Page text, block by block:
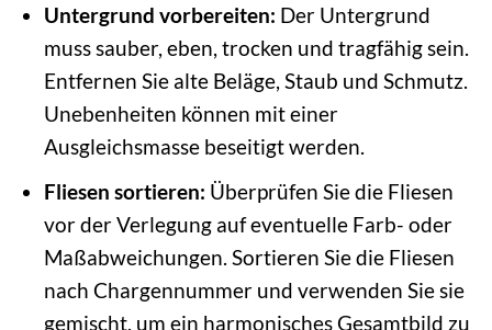
Untergrund vorbereiten: Der Untergrund
muss sauber, eben, trocken und tragfähig sein.
Entfernen Sie alte Beläge, Staub und Schmutz.
Unebenheiten können mit einer
Ausgleichsmasse beseitigt werden.
Fliesen sortieren: Überprüfen Sie die Fliesen
vor der Verlegung auf eventuelle Farb- oder
Maßabweichungen. Sortieren Sie die Fliesen
nach Chargennummer und verwenden Sie sie
gemischt, um ein harmonisches Gesamtbild zu